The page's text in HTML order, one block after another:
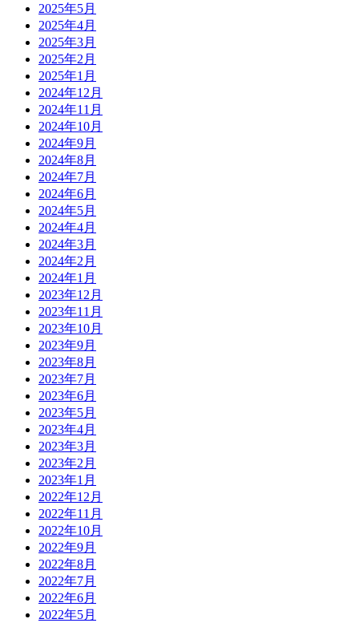
2025年5月
2025年4月
2025年3月
2025年2月
2025年1月
2024年12月
2024年11月
2024年10月
2024年9月
2024年8月
2024年7月
2024年6月
2024年5月
2024年4月
2024年3月
2024年2月
2024年1月
2023年12月
2023年11月
2023年10月
2023年9月
2023年8月
2023年7月
2023年6月
2023年5月
2023年4月
2023年3月
2023年2月
2023年1月
2022年12月
2022年11月
2022年10月
2022年9月
2022年8月
2022年7月
2022年6月
2022年5月